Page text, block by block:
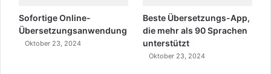
Sofortige Online-
Übersetzungsanwendung
Oktober 23, 2024
Beste Übersetzungs-App,
die mehr als 90 Sprachen
unterstützt
Oktober 23, 2024